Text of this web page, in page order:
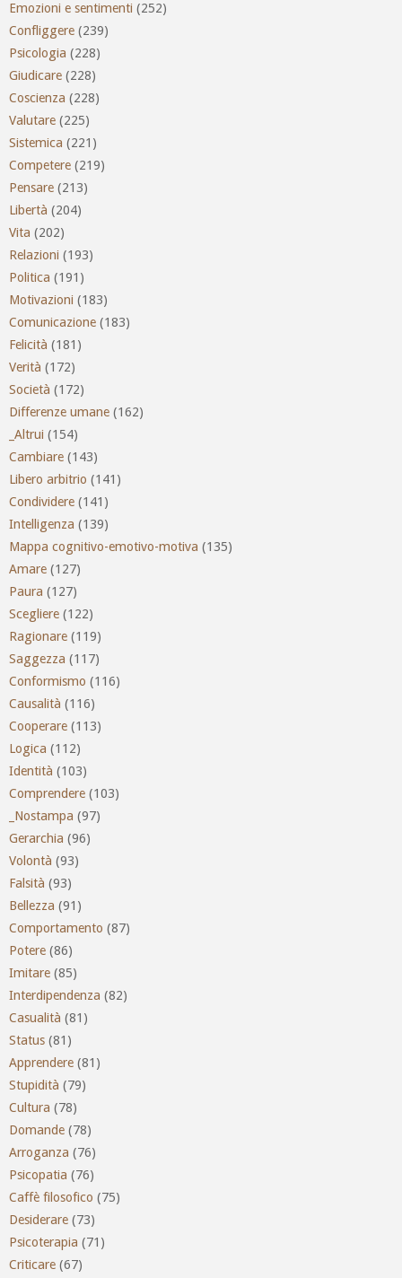
Emozioni e sentimenti (252)
Confliggere (239)
Psicologia (228)
Giudicare (228)
Coscienza (228)
Valutare (225)
Sistemica (221)
Competere (219)
Pensare (213)
Libertà (204)
Vita (202)
Relazioni (193)
Politica (191)
Motivazioni (183)
Comunicazione (183)
Felicità (181)
Verità (172)
Società (172)
Differenze umane (162)
_Altrui (154)
Cambiare (143)
Libero arbitrio (141)
Condividere (141)
Intelligenza (139)
Mappa cognitivo-emotivo-motiva (135)
Amare (127)
Paura (127)
Scegliere (122)
Ragionare (119)
Saggezza (117)
Conformismo (116)
Causalità (116)
Cooperare (113)
Logica (112)
Identità (103)
Comprendere (103)
_Nostampa (97)
Gerarchia (96)
Volontà (93)
Falsità (93)
Bellezza (91)
Comportamento (87)
Potere (86)
Imitare (85)
Interdipendenza (82)
Casualità (81)
Status (81)
Apprendere (81)
Stupidità (79)
Cultura (78)
Domande (78)
Arroganza (76)
Psicopatia (76)
Caffè filosofico (75)
Desiderare (73)
Psicoterapia (71)
Criticare (67)